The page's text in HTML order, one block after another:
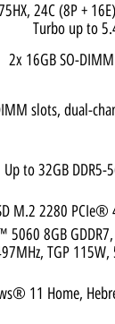
24C (8P +
Turbo up to
2x 16GB SO-
slots, dual-
Up to 32GB DDR5-
M.2 2280 PCIe®
5060 8GB
TGP 115W,
11 Home,